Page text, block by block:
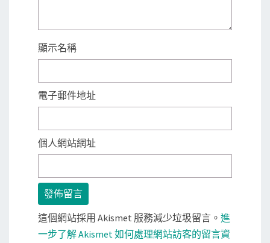
顯示名稱
電子郵件地址
個人網站網址
這個網站採用 Akismet 服務減少垃圾留言。 進
一步了解 Akismet 如何處理網站訪客的留言資